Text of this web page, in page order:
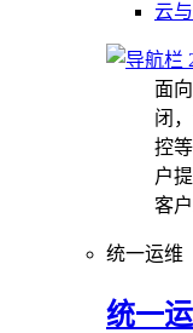
云
面
闭
控
户
客
统一运维
统一